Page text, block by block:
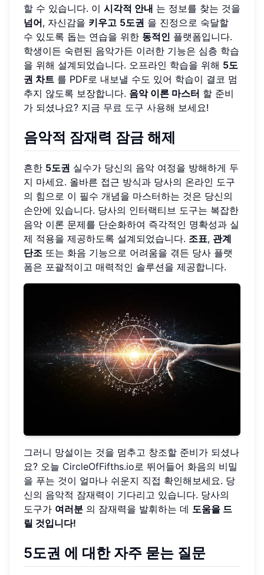
할 수 있습니다. 이 시각적 안내 는 정보를 찾는 것을
넘어, 자신감을 키우고 5도권 을 진정으로 숙달할
수 있도록 돕는 연습을 위한 동적인 플랫폼입니다.
학생이든 숙련된 음악가든 이러한 기능은 심층 학습
을 위해 설계되었습니다. 오프라인 학습을 위해 5도
권 차트 를 PDF로 내보낼 수도 있어 학습이 결코 멈
추지 않도록 보장합니다. 음악 이론 마스터 할 준비
가 되셨나요? 지금 무료 도구 사용해 보세요!
음악적 잠재력 잠금 해제
흔한 5도권 실수가 당신의 음악 여정을 방해하게 두
지 마세요. 올바른 접근 방식과 당사의 온라인 도구
의 힘으로 이 필수 개념을 마스터하는 것은 당신의
손안에 있습니다. 당사의 인터랙티브 도구는 복잡한
음악 이론 문제를 단순화하여 즉각적인 명확성과 실
제 적용을 제공하도록 설계되었습니다. 조표, 관계
단조 또는 화음 기능으로 어려움을 겪든 당사 플랫
폼은 포괄적이고 매력적인 솔루션을 제공합니다.
그러니 망설이는 것을 멈추고 창조할 준비가 되셨나
요? 오늘 CircleOfFifths.io로 뛰어들어 화음의 비밀
을 푸는 것이 얼마나 쉬운지 직접 확인해보세요. 당
신의 음악적 잠재력이 기다리고 있습니다. 당사의
도구가 여러분 의 잠재력을 발휘하는 데 도움을 드
릴 것입니다!
5도권 에 대한 자주 묻는 질문